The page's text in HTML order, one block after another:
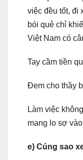
việc đều tốt, đi
bói quẻ chỉ
Việt Nam có
Tay cầm tiền
Đem cho thầy
Làm việc
mang lo sợ
e) Cúng sao